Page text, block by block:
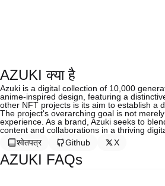
AZUKI क्या है
Azuki is a digital collection of 10,000
anime-inspired design, featuring a
other NFT projects is its aim to establish a
The project's overarching goal is not
experience. As a brand, Azuki seeks to
content and collaborations in a thriving
श्वेतपत्र
Github X
AZUKI FAQs